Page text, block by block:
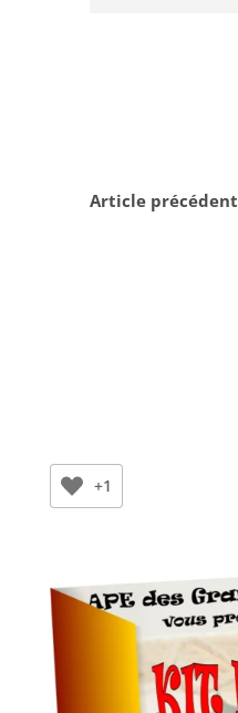
Article précédent
+1